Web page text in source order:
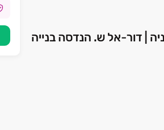
| דור-אל ש. הנדסה בנייה